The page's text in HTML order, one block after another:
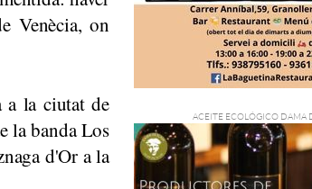
Venècia, on
a la ciutat de
la banda Los
d'Or a la